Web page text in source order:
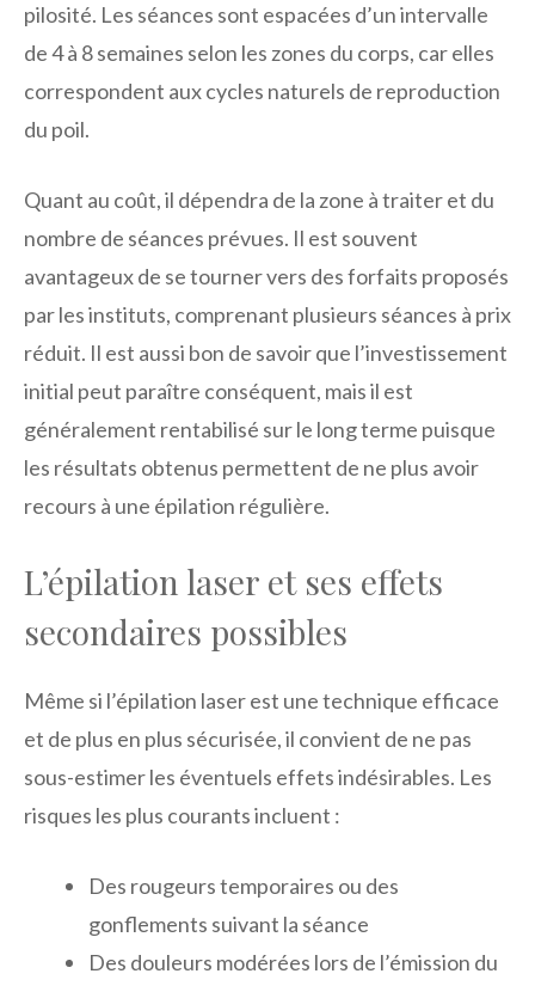
pilosité. Les séances sont espacées d’un intervalle
de 4 à 8 semaines selon les zones du corps, car elles
correspondent aux cycles naturels de reproduction
du poil.
Quant au coût, il dépendra de la zone à traiter et du
nombre de séances prévues. Il est souvent
avantageux de se tourner vers des forfaits proposés
par les instituts, comprenant plusieurs séances à prix
réduit. Il est aussi bon de savoir que l’investissement
initial peut paraître conséquent, mais il est
généralement rentabilisé sur le long terme puisque
les résultats obtenus permettent de ne plus avoir
recours à une épilation régulière.
L’épilation laser et ses effets
secondaires possibles
Même si l’épilation laser est une technique efficace
et de plus en plus sécurisée, il convient de ne pas
sous-estimer les éventuels effets indésirables. Les
risques les plus courants incluent :
Des rougeurs temporaires ou des
gonflements suivant la séance
Des douleurs modérées lors de l’émission du